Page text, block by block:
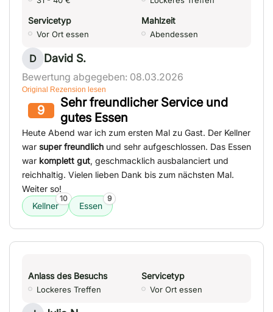
Servicetyp
Vor Ort essen
Mahlzeit
Abendessen
D David S.
Bewertung abgegeben: 08.03.2026
Original Rezension lesen
9
Sehr freundlicher Service und
gutes Essen
Heute Abend war ich zum ersten Mal zu Gast. Der Kellner
war super freundlich und sehr aufgeschlossen. Das Essen
war komplett gut, geschmacklich ausbalanciert und
reichhaltig. Vielen lieben Dank bis zum nächsten Mal.
Weiter so!
Kellner
10
Essen
9
Anlass des Besuchs
Lockeres Treffen
Servicetyp
Vor Ort essen